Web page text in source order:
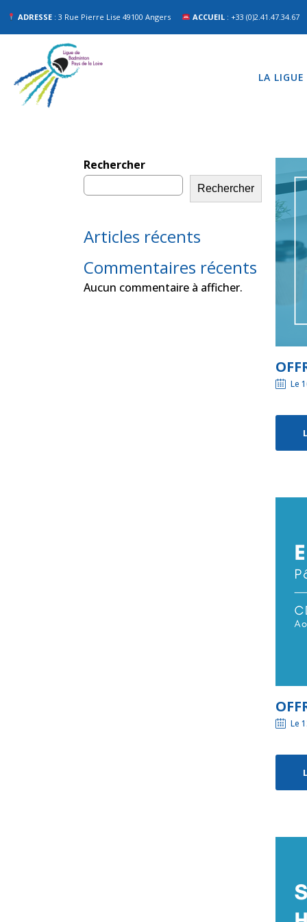
ADRESSE : 3 Rue Pierre Lise 49100 Angers ACCUEIL : +33 (0)2.41.47.34.67
LA LIGUE
Rechercher
Rechercher
Articles récents
Commentaires récents
Aucun commentaire à afficher.
Le
Le